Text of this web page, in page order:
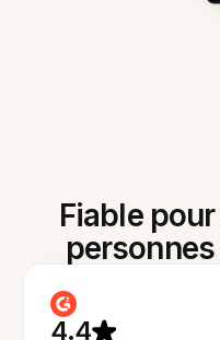
Fiable
4.4